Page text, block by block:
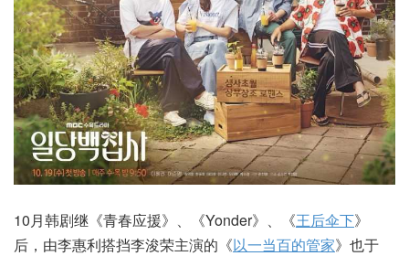
10月韩剧继《青春应援》、《Yonder》、《王后伞下》
后，由李惠利搭挡李浚荣主演的《以一当百的管家》也于